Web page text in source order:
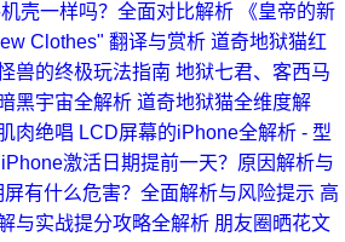
壳一样吗？全面对比解析
《皇帝的新
Clothes" 翻译与赏析 道奇地狱猫红
兽的终极玩法指南 地狱七君、客西马
黑宇宙全解析 道奇地狱猫全维度解
肉绝唱 LCD屏幕的iPhone全解析 - 型
iPhone激活日期提前一天？原因解析与
有什么危害？全面解析与风险提示 高
与实战提分攻略全解析 朋友圈晒花文